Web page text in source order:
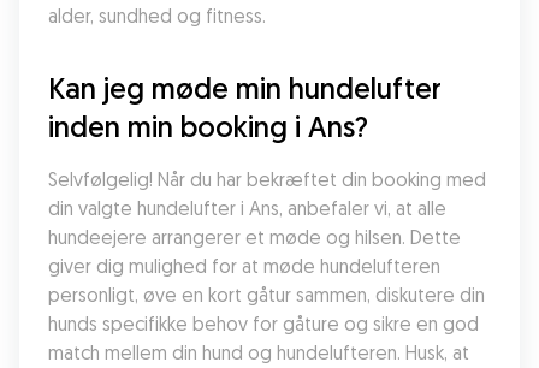
alder, sundhed og fitness.
Kan jeg møde min hundelufter
inden min booking i Ans?
Selvfølgelig! Når du har bekræftet din booking med
din valgte hundelufter i Ans, anbefaler vi, at alle
hundeejere arrangerer et møde og hilsen. Dette
giver dig mulighed for at møde hundelufteren
personligt, øve en kort gåtur sammen, diskutere din
hunds specifikke behov for gåture og sikre en god
match mellem din hund og hundelufteren. Husk, at